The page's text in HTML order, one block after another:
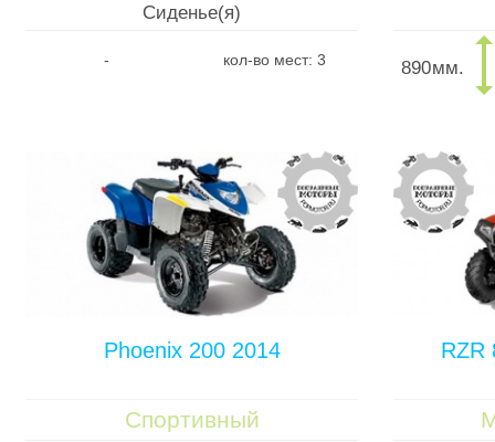
Сиденье(я)
- кол-во мест: 3 890мм.
Phoenix 200 2014
Спортивный
RZR